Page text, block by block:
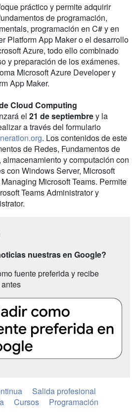
práctico y permite adquirir
de programación,
programación en C# y en
Platform App Maker o el desarrollo
Azure, todo ello combinado
y preparación de los exámenes.
Microsoft Azure Developer y
App Maker.
Cloud Computing
el 21 de septiembrey la
a través del formulario
. Los contenidos de este
de Redes, Fundamentos de
y computación con
con Windows Server, Microsoft
Microsoft Teams. Permite
Teams Administrator y
nuestras en Google?
fuente preferida y recibe
Salida profesional
Cursos
Programación